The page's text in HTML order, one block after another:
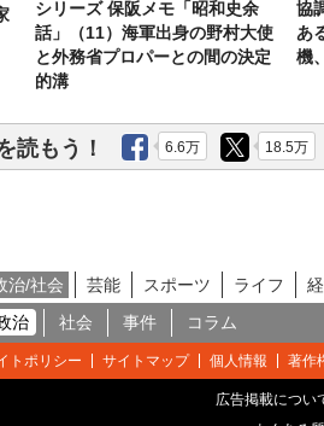
シリーズ 保阪メモ「昭和史余
話」（11）海軍出身の野村大使
と外務省プロパーとの間の決定
的溝
協
あ
機
読もう！ 6.6万 18.5万
治/社会 芸能 スポーツ ライフ
治
社会 事件 コラム
トポリシー サイトマップ 個人情報 著作
広告掲載につい